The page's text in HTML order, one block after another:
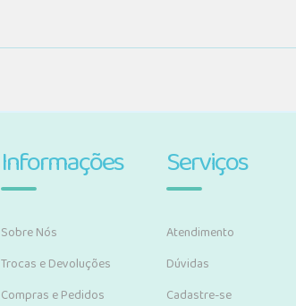
Informações
Sobre Nós
Trocas e Devoluções
Compras e Pedidos
Serviços
Atendimento
Dúvidas
Cadastre-se